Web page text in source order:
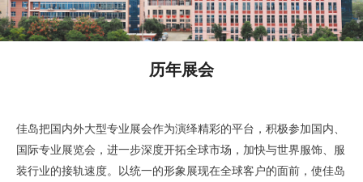
历年展会
佳岛把国内外大型专业展会作为演绎精彩的平台，积极参加国内、
国际专业展览会，进一步深度开拓全球市场，加快与世界服饰、服
装行业的接轨速度。以统一的形象展现在全球客户的面前，使佳岛